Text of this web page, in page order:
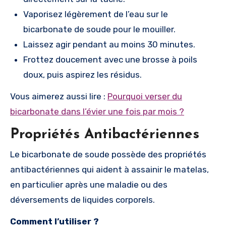
Vaporisez légèrement de l’eau sur le
bicarbonate de soude pour le mouiller.
Laissez agir pendant au moins 30 minutes.
Frottez doucement avec une brosse à poils
doux, puis aspirez les résidus.
Vous aimerez aussi lire : Pourquoi verser du
bicarbonate dans l’évier une fois par mois ?
Propriétés Antibactériennes
Le bicarbonate de soude possède des propriétés
antibactériennes qui aident à assainir le matelas,
en particulier après une maladie ou des
déversements de liquides corporels.
Comment l’utiliser ?